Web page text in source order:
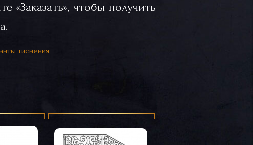
«Заказать», чтобы получить
тиснения